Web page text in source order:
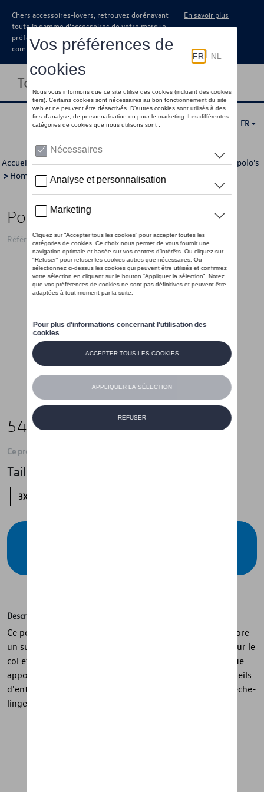
Chers accessoires-lovers, retrouvez dorénavant
toute la gamme d’accessoires de votre marque
préférée sous forme de catalogue à
commander auprès de votre concessionaire.
En savoir plus
Toggle navigation
FR
Accueil >Pour vous >"R" Collection >Vêtements >T-shirts/polo's
> Hommes > Détail
Polo VW avec "R" logo, noir - S
Référence: 5H6084230A
54,99 €
Ce produit n'est actuellement pas de stock
Taille
3XL
Description
Ce polo noir de la collection « R » est en coton fin et arbore
un subtil logo R noir sur la poitrine. Les rayures bleues sur le
col et les manches ainsi que la patte de boutonnage bleue
apportent une touche de fraîcheur et de sportivité. Conseils
d'entretien : laver en machine à 30°. Ne pas sécher au sèche-
linge.